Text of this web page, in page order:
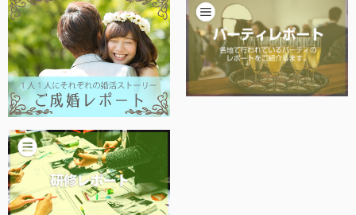
お金のこと
会社概要
一般のよくある質問
相談室からのよくある質問